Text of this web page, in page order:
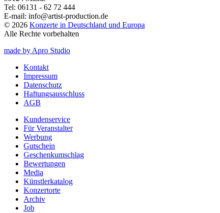
Tel: 06131 - 62 72 444
E-mail: info@artist-production.de
© 2026 Konzerte in Deutschland und Europa
Alle Rechte vorbehalten
made by Apro Studio
Kontakt
Impressum
Datenschutz
Haftungsausschluss
AGB
Kundenservice
Für Veranstalter
Werbung
Gutschein
Geschenkumschlag
Bewertungen
Media
Künstlerkatalog
Konzertorte
Archiv
Job